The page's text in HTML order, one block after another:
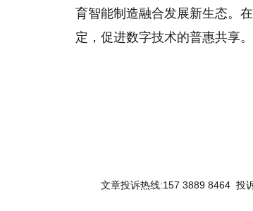
育智能制造融合发展新生态。
定，促进数字技术的普惠共享
文章投诉热线:157 3889 8464 投